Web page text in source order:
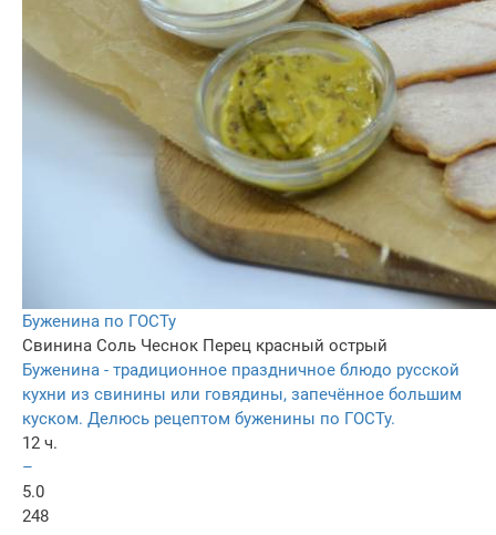
Буженина по ГОСТу
Свинина Соль Чеснок Перец красный острый
Буженина - традиционное праздничное блюдо русской
кухни из свинины или говядины, запечённое большим
куском. Делюсь рецептом буженины по ГОСТу.
12 ч.
–
5.0
248